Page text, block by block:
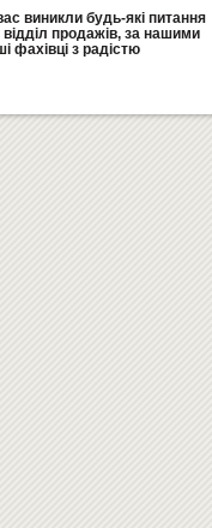
виникли будь-які питання
продажів, за нашими
фахівці з радістю